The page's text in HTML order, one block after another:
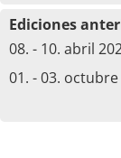
Ediciones
08. - 10. abril
01. - 03.